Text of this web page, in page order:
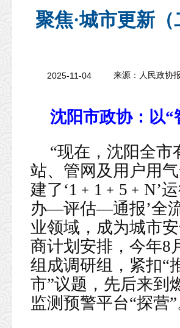
聚焦·城市更新
2025-11-04 来源：人民政协
沈阳市政协：以“
“现在，沈阳全市
站、管网及用户用
建了
办—评估—通报’全
业领域，成为城市
商计划安排，今年8
组成调研组，紧扣“
市”议题，先后来到
监测预警平台“探营”